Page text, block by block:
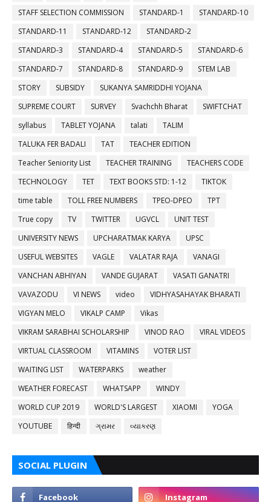
STAFF SELECTION COMMISSION
STANDARD-1
STANDARD-10
STANDARD-11
STANDARD-12
STANDARD-2
STANDARD-3
STANDARD-4 STANDARD-5
STANDARD-6
STANDARD-7
STANDARD-8 STANDARD-9
STEM LAB
STORY
SUBSIDY
SUKANYA SAMRIDDHI YOJANA
SUPREME COURT
SURVEY Svachchh Bharat
SWIFTCHAT
syllabus
TABLET YOJANA talati
TALIM
TALUKA FER BADALI
TAT
TEACHER EDITION
Teacher Seniority List
TEACHER TRAINING
TEACHERS CODE
TECHNOLOGY
TET TEXT BOOKS STD: 1-12
TIKTOK
time table
TOLL FREE NUMBERS TPEO-DPEO
TPT
True copy
TV TWITTER UGVCL
UNIT TEST
UNIVERSITY NEWS
UPCHARATMAK KARYA
UPSC
USEFUL WEBSITES
VAGLE VALATAR RAJA
VANAGI
VANCHAN ABHIYAN
VANDE GUJARAT
VASATI GANATRI
VAVAZODU
VI NEWS video
VIDHYASAHAYAK BHARATI
VIGYAN MELO
VIKALP CAMP
Vikas
VIKRAM SARABHAI SCHOLARSHIP
VINOD RAO
VIRAL VIDEOS
VIRTUAL CLASSROOM
VITAMINS
VOTER LIST
WAITING LIST
WATERPARKS
weather
WEATHER FORECAST
WHATSAPP
WINDY
WORLD CUP 2019
WORLD'S LARGEST XIAOMI
YOGA
YOUTUBE
हिन्दी ગ્રામર વ્યાકરણ
SOCIAL PLUGIN